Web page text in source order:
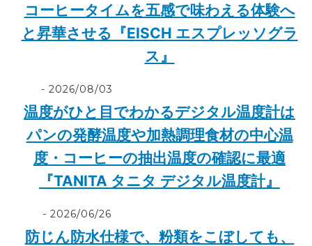
コーヒータイムを五感で味わえる体験へ
と昇華させる『EISCH エスプレッソグラ
ス』
2026/08/03
温度がひと目でわかるデジタル温度計は
パンの発酵温度や加熱調理食材の中心温
度・コーヒーの抽出温度の確認に最適
『TANITA タニタ デジタル温度計』
2026/06/26
防じん防水仕様で、粉類をこぼしても、